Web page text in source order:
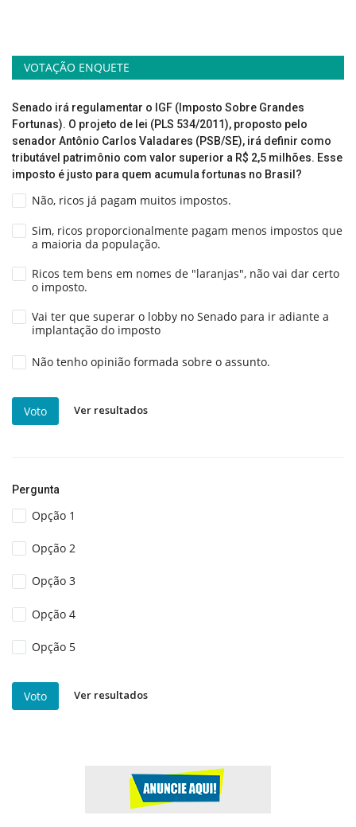
VOTAÇÃO ENQUETE
Senado irá regulamentar o IGF (Imposto Sobre Grandes
Fortunas). O projeto de lei (PLS 534/2011), proposto pelo
senador Antônio Carlos Valadares (PSB/SE), irá definir como
tributável patrimônio com valor superior a R$ 2,5 milhões. Esse
imposto é justo para quem acumula fortunas no Brasil?
Não, ricos já pagam muitos impostos.
Sim, ricos proporcionalmente pagam menos impostos que
a maioria da população.
Ricos tem bens em nomes de "laranjas", não vai dar certo
o imposto.
Vai ter que superar o lobby no Senado para ir adiante a
implantação do imposto
Não tenho opinião formada sobre o assunto.
Voto Ver resultados
Pergunta
Opção 1
Opção 2
Opção 3
Opção 4
Opção 5
Voto Ver resultados